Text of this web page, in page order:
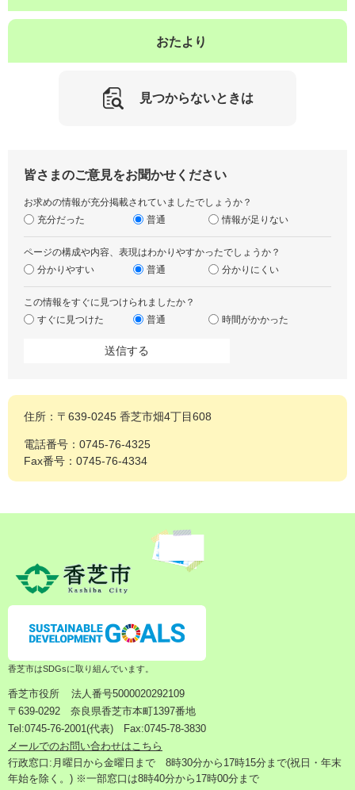
おたより
見つからないときは
皆さまのご意見をお聞かせください
お求めの情報が充分掲載されていましたでしょうか？
充分だった
普通 情報が足りない
ページの構成や内容、表現はわかりやすかったでしょうか？
分かりやすい
普通 分かりにくい
この情報をすぐに見つけられましたか？
すぐに見つけた
普通 時間がかかった
住所：〒639-0245 香芝市畑4丁目608
電話番号：0745-76-4325
Fax番号：0745-76-4334
香芝市はSDGsに取り組んでいます。
香芝市役所
法人番号5000020292109
〒639-0292 奈良県香芝市本町1397番地
Tel:0745-76-2001(代表) Fax:0745-78-3830
メールでのお問い合わせはこちら
行政窓口:月曜日から金曜日まで 8時30分から17時15分まで(祝日・年末
年始を除く。) ※一部窓口は8時40分から17時00分まで